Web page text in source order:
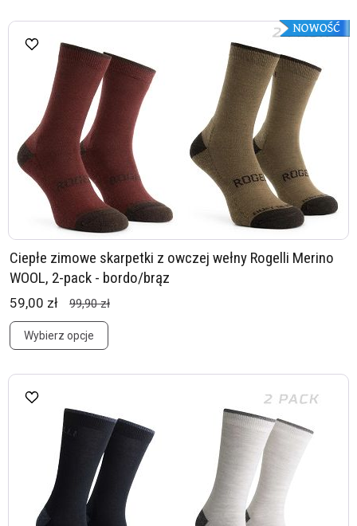
Ciepłe zimowe skarpetki z owczej wełny Rogelli Merino
WOOL, 2-pack - bordo/brąz
59,00 zł 99,90 zł
Wybierz opcje